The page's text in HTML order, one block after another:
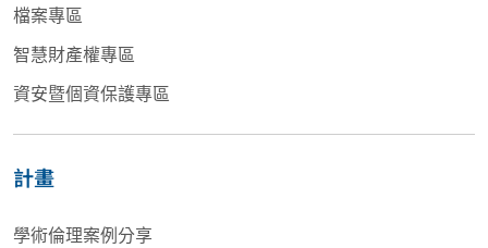
檔案專區
智慧財產權專區
資安暨個資保護專區
計畫
學術倫理案例分享